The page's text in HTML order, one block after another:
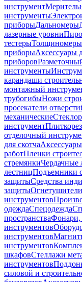
инструмент
инструменты
приборыДальномеры
лазерные уровни
тестерыТолщиномеры
приборыАксессуары
приборов
инструменты
карандаши
монтажный
трубогибыНожи
просекатели
механические
инструмент
отделочный
для скотча
работПленки
стремянкиЧердачные
лестницПодъемники
защитыСредства
защитыОгнетушители
инструментов
одеждаСпецодежда
пространстваФонари,
инструментов
инструментов
инструментов
шкафовСтеллажи
инструментов
силовой и